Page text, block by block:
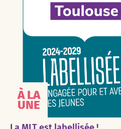
À LA
UNE